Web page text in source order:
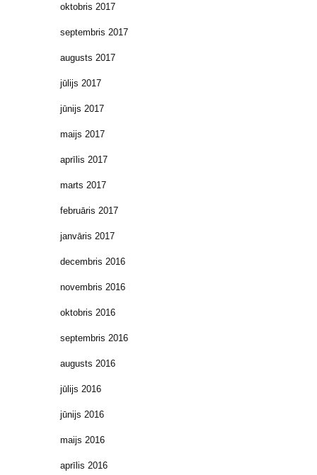
oktobris 2017
septembris 2017
augusts 2017
jūlijs 2017
jūnijs 2017
maijs 2017
aprīlis 2017
marts 2017
februāris 2017
janvāris 2017
decembris 2016
novembris 2016
oktobris 2016
septembris 2016
augusts 2016
jūlijs 2016
jūnijs 2016
maijs 2016
aprīlis 2016